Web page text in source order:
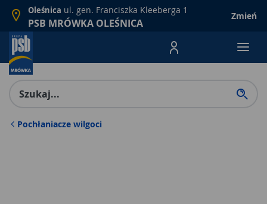
Oleśnica ul. gen. Franciszka Kleeberga 1
PSB MRÓWKA OLEŚNICA
Zmień
Menu Produktów,
Pochłaniacze wilgoci